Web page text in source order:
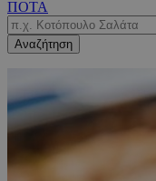
ΠΟΤΑ
Αναζήτηση